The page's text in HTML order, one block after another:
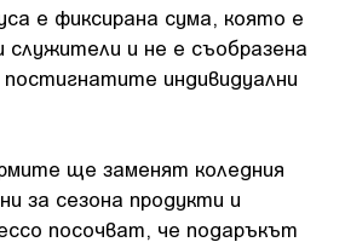
е фиксирана сума, която е
служители и не е съобразена
индивидуални
ще заменят коледния
за сезона продукти и
посочват, че подаръкът